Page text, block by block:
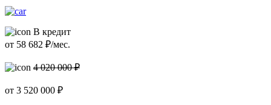
В кредит
от 58 682 ₽/мес.
4 020 000 ₽
от 3 520 000 ₽